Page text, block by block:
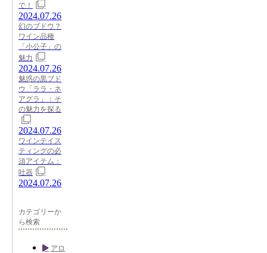
で！
2024.07.26
幻のブドウ？
ワイン品種
「小公子」の
魅力
2024.07.26
魅惑の黒ブド
ウ「ララ・ネ
アグラ」：そ
の魅力を探る
2024.07.26
ワインテイス
ティングの必
須アイテム：
吐器
2024.07.26
カテゴリーか
ら検索
アロ